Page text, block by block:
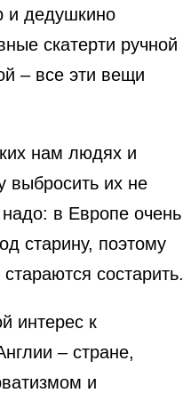
и дедушкино
скатерти ручной
– все эти вещи
нам людях и
выбросить их не
в Европе очень
старину, поэтому
состарить.
интерес к
– стране,
и